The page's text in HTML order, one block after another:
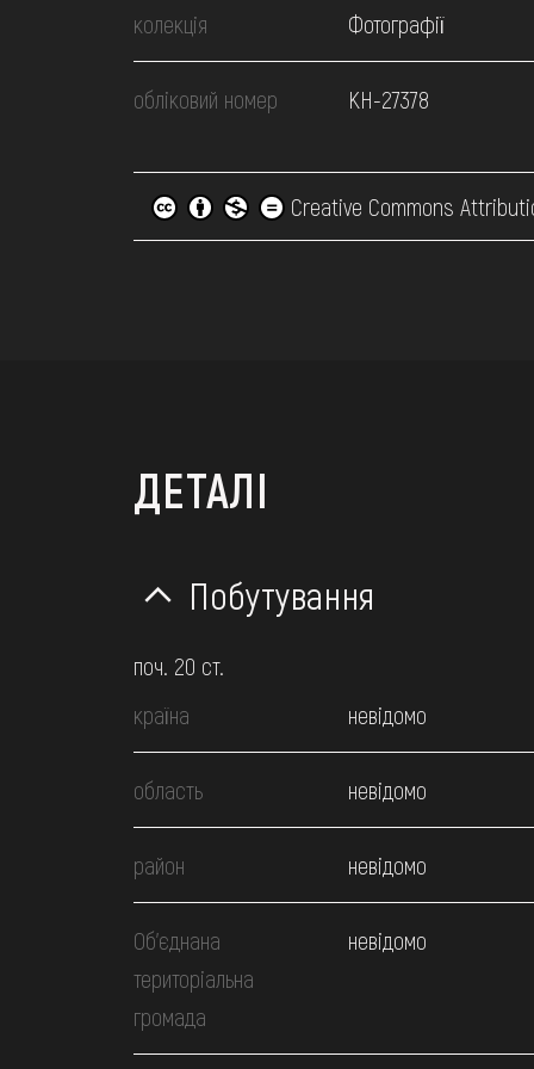
колекція Фотографії
обліковий номер КН-27378
Creative Commons
ДЕТАЛІ
Побутування
поч. 20 ст.
країна
невідомо
область невідомо
район невідомо
Об’єднана
територіальна
громада
невідомо